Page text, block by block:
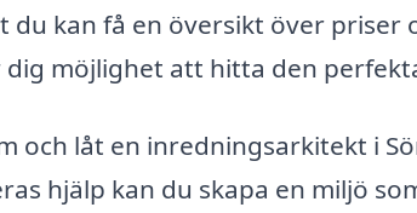
du kan få en översikt över priser
möjlighet att hitta den
och låt en inredningsarkitekt i
hjälp kan du skapa en miljö